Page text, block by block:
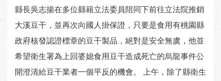
縣長吳志揚在多位縣籍立法委員陪同下前往立法院推銷
大溪豆干，並再次向國人掛保證，只要是食用有桃園縣
政府核發認證標章的豆干製品，絕對是安全無虞，他並
希望衛生署為上回婆媳食用豆干造成死亡的烏龍事件公
開澄清給豆干業者一個平反的機會。 上午，除了縣衛生